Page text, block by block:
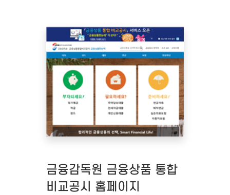
금융감독원 금융상품 통합
비교공시 홈페이지